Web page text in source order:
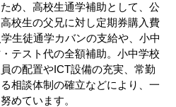
め、高校生通学補助として、公
校生の父兄に対し定期券購入費
生徒通学カバンの支給や、小中
テスト代の全額補助。小中学校
の配置やICT設備の充実、常勤
相談体制の確立などにより、一
めています。